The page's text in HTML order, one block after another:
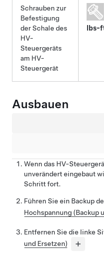
Schrauben zur
Befestigung
der Schale des
HV-
Steuergeräts
am HV-
Steuergerät
lbs-
Ausbauen
Wenn das HV-
unverändert eingebaut
Schritt fort.
Führen Sie ein Backup
Hochspannung (Backup
Entfernen Sie die linke
und Ersetzen)